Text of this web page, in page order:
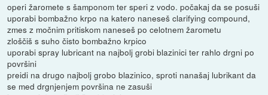
operi žaromete s šamponom ter speri z vodo. počakaj da se posuši
uporabi bombažno krpo na katero naneseš clarifying compound,
zmes z močnim pritiskom naneseš po celotnem žarometu
zloščiš s suho čisto bombažno krpico
uporabi spray lubricant na najbolj grobi blazinici ter rahlo drgni po
površini
preidi na drugo najbolj grobo blazinico, sproti nanašaj lubrikant da
se med drgnjenjem površina ne zasuši